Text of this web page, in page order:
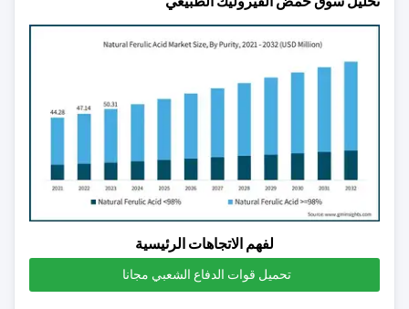
لفهم الاتجاهات الرئيسية
تحميل قوات الدفاع الشعبي مجانا